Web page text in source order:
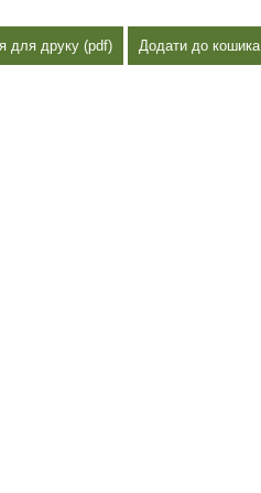
для друку (pdf) Додати до кошика